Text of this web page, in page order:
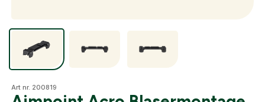
Optik
Mer
Art nr. 200819